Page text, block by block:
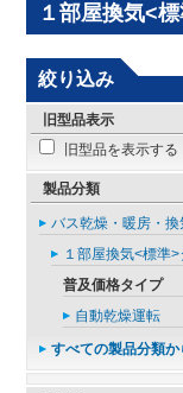
１部屋換気<
絞り込み
旧型品表示
旧型品を表示する
製品分類
バス乾燥・暖房・換
１部屋換気<標準
普及価格タイプ
自動乾燥運転
すべての製品分類か